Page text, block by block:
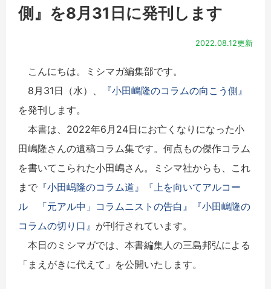
側』を8月31日に発刊します
2022.08.12更新
こんにちは。ミシマガ編集部です。
8月31日（水）、
『小田嶋隆のコラムの向こう側』
を発刊します。
本書は、2022年6月24日にお亡くなりになった小
田嶋隆さんの遺稿コラム集です。何点もの傑作コラム
を書いてこられた小田嶋さん。ミシマ社からも、これ
まで 『小田嶋隆のコラム道』
『上を向いてアルコー
ル 「元アル中」コラムニストの告白』
『小田嶋隆の
コラムの切り口』 が刊行されています。
本日のミシマガでは、本書編集人の三島邦弘による
「まえがきに代えて」を公開いたします。